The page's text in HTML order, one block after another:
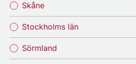
Skåne
Stockholms län
Sörmland